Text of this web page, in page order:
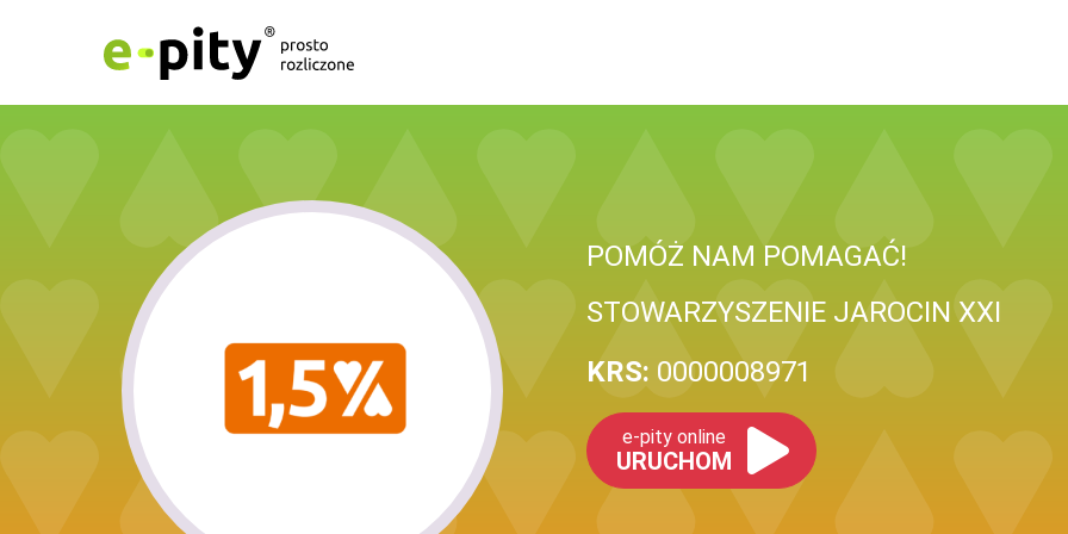
POMÓŻ NAM POMAGAĆ!
STOWARZYSZENIE JAROCIN XXI
KRS: 0000008971
e-pity online
URUCHOM